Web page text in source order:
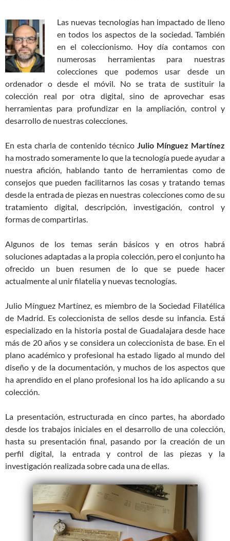
Las nuevas tecnologías han impactado de lleno
en todos los aspectos de la sociedad. También
en el coleccionismo. Hoy día contamos con
numerosas herramientas para nuestras
colecciones que podemos usar desde un
ordenador o desde el móvil. No se trata de sustituir la
colección real por otra digital, sino de aprovechar esas
herramientas para profundizar en la ampliación, control y
desarrollo de nuestras colecciones.
En esta charla de contenido técnico Julio Mínguez Martínez
ha mostrado someramente lo que la tecnología puede ayudar a
nuestra afición, hablando tanto de herramientas como de
consejos que pueden facilitarnos las cosas y tratando temas
desde la entrada de piezas en nuestras colecciones como de su
tratamiento digital, descripción, investigación, control y
formas de compartirlas.
Algunos de los temas serán básicos y en otros habrá
soluciones adaptadas a la propia colección, pero el conjunto ha
ofrecido un buen resumen de lo que se puede hacer
actualmente al unir filatelia y nuevas tecnologías.
Julio Mínguez Martínez, es miembro de la Sociedad Filatélica
de Madrid. Es coleccionista de sellos desde su infancia. Está
especializado en la historia postal de Guadalajara desde hace
más de 20 años y se considera un coleccionista de base. En el
plano académico y profesional ha estado ligado al mundo del
diseño y de la documentación, y muchos de los aspectos que
ha aprendido en el plano profesional los ha ido aplicando a su
colección.
La presentación, estructurada en cinco partes, ha abordado
desde los trabajos iniciales en el desarrollo de una colección,
hasta su presentación final, pasando por la creación de un
perfil digital, la entrada y control de las piezas y la
investigación realizada sobre cada una de ellas.